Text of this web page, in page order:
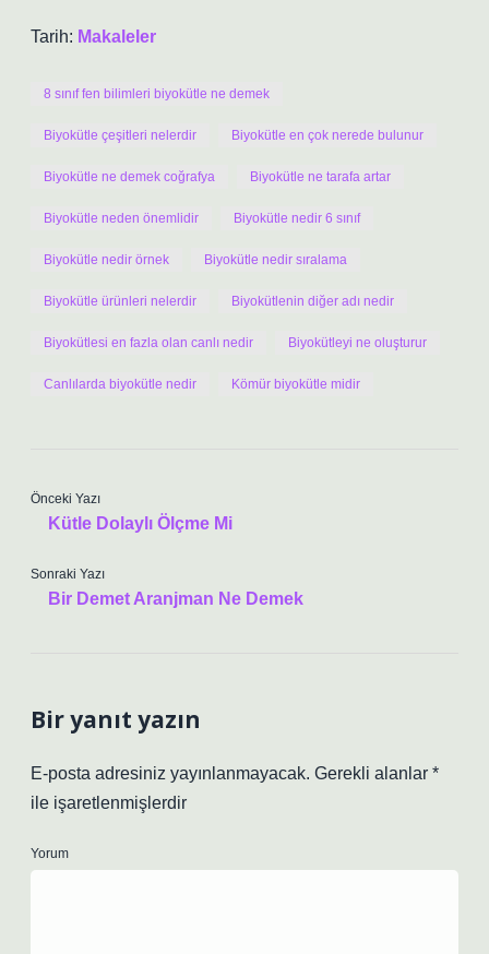
Tarih: Makaleler
8 sınıf fen bilimleri biyokütle ne demek
Biyokütle çeşitleri nelerdir Biyokütle en çok nerede bulunur
Biyokütle ne demek coğrafya Biyokütle ne tarafa artar
Biyokütle neden önemlidir Biyokütle nedir 6 sınıf
Biyokütle nedir örnek Biyokütle nedir sıralama
Biyokütle ürünleri nelerdir Biyokütlenin diğer adı nedir
Biyokütlesi en fazla olan canlı nedir Biyokütleyi ne oluşturur
Canlılarda biyokütle nedir Kömür biyokütle midir
Önceki Yazı
Kütle Dolaylı Ölçme Mi
Sonraki Yazı
Bir Demet Aranjman Ne Demek
Bir yanıt yazın
E-posta adresiniz yayınlanmayacak. Gerekli alanlar *
ile işaretlenmişlerdir
Yorum